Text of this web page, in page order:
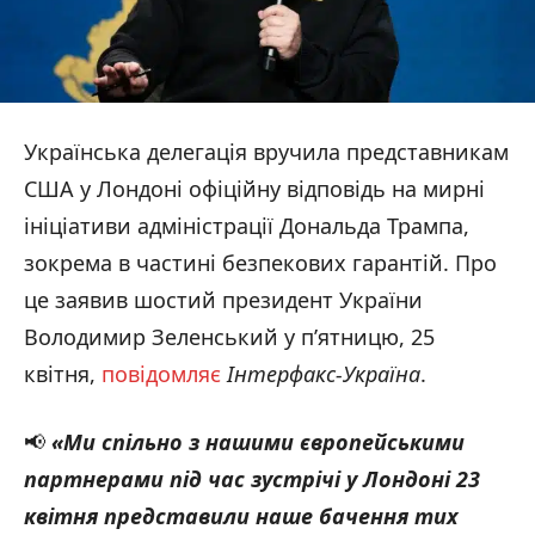
Українська делегація вручила представникам
США у Лондоні офіційну відповідь на мирні
ініціативи адміністрації Дональда Трампа,
зокрема в частині безпекових гарантій. Про
це заявив шостий президент України
Володимир Зеленський у п’ятницю, 25
квітня, повідомляє Інтерфакс-Україна.
📢 «Ми спільно з нашими європейськими
партнерами під час зустрічі у Лондоні 23
квітня представили наше бачення тих